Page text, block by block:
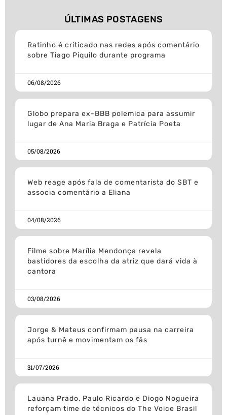
ÚLTIMAS POSTAGENS
Ratinho é criticado nas redes após comentário
sobre Tiago Piquilo durante programa
06/08/2026
Globo prepara ex-BBB polemica para assumir
lugar de Ana Maria Braga e Patrícia Poeta
05/08/2026
Web reage após fala de comentarista do SBT e
associa comentário a Eliana
04/08/2026
Filme sobre Marília Mendonça revela
bastidores da escolha da atriz que dará vida à
cantora
03/08/2026
Jorge & Mateus confirmam pausa na carreira
após turnê e movimentam os fãs
31/07/2026
Lauana Prado, Paulo Ricardo e Diogo Nogueira
reforçam time de técnicos do The Voice Brasil